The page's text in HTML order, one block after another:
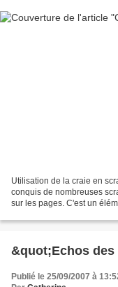
Utilisation de la craie en
conquis de nombreuses
sur les pages. C'est un
&quot;Echos
Publié le 25/09/2007 à